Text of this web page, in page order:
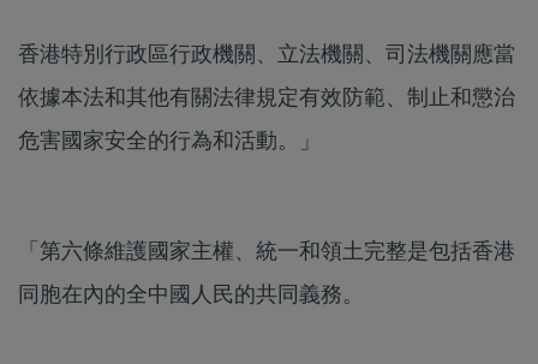
​香港特別行政區行政機關、立法機關、司法機關應當
依據本法和其他有關法律規定有效防範、制止和懲治
危害國家安全的行為和活動。」
「​第六條​維護國家主權、統一和領土完整是包括香港
同胞在內的全中國人民的共同義務。